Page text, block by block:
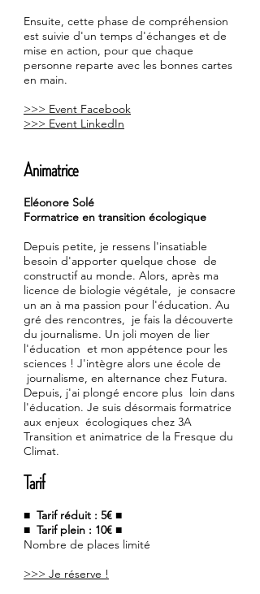
Ensuite, cette phase de compréhension
est suivie d'un temps d'échanges et de
mise en action, pour que chaque
personne reparte avec les bonnes cartes
en main.
>>> Event Facebook
>>> Event LinkedIn
Animatrice
Eléonore Solé
Formatrice en transition écologique
Depuis petite, je ressens l'insatiable
besoin d'apporter quelque chose de
constructif au monde. Alors, après ma
licence de biologie végétale, je consacre
un an à ma passion pour l'éducation. Au
gré des rencontres, je fais la découverte
du journalisme. Un joli moyen de lier
l'éducation et mon appétence pour les
sciences ! J'intègre alors une école de
journalisme, en alternance chez Futura.
Depuis, j'ai plongé encore plus loin dans
l'éducation. Je suis désormais formatrice
aux enjeux écologiques chez 3A
Transition et animatrice de la Fresque du
Climat.
Tarif
■ Tarif réduit : 5€ ■
■ Tarif plein : 10€ ■
Nombre de places limité
>>> Je réserve !